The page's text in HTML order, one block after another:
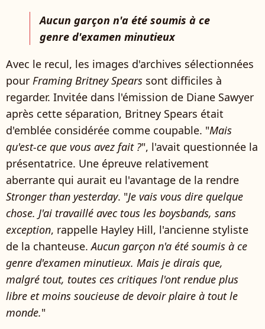
Aucun garçon n'a été soumis à ce
genre d'examen minutieux
Avec le recul, les images d'archives sélectionnées
pour Framing Britney Spears sont difficiles à
regarder. Invitée dans l'émission de Diane Sawyer
après cette séparation, Britney Spears était
d'emblée considérée comme coupable. "Mais
qu'est-ce que vous avez fait ?", l'avait questionnée la
présentatrice. Une épreuve relativement
aberrante qui aurait eu l'avantage de la rendre
Stronger than yesterday. "Je vais vous dire quelque
chose. J'ai travaillé avec tous les boysbands, sans
exception, rappelle Hayley Hill, l'ancienne styliste
de la chanteuse.Aucun garçon n'a été soumis à ce
genre d'examen minutieux. Mais je dirais que,
malgré tout, toutes ces critiques l'ont rendue plus
libre et moins soucieuse de devoir plaire à tout le
monde."